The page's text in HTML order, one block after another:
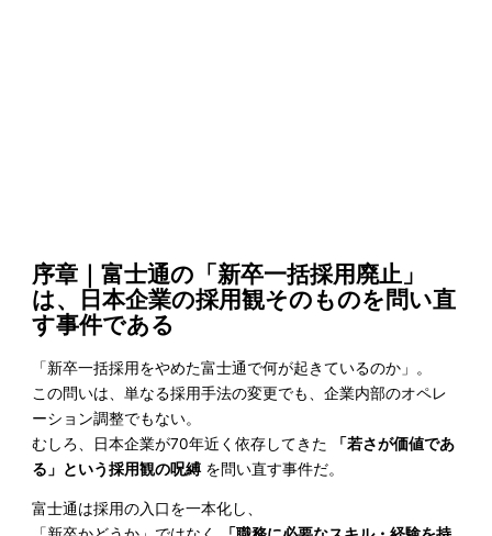
序章｜富士通の「新卒一括採用廃止」
は、日本企業の採用観そのものを問い直
す事件である
「新卒一括採用をやめた富士通で何が起きているのか」。
この問いは、単なる採用手法の変更でも、企業内部のオペレ
ーション調整でもない。
むしろ、日本企業が70年近く依存してきた
「若さが価値であ
る」という採用観の呪縛を問い直す事件だ。
富士通は採用の入口を一本化し、